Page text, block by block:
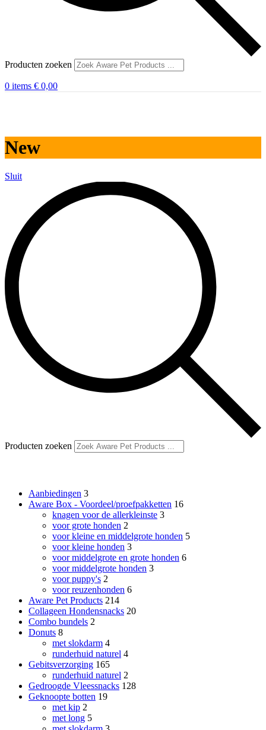
Producten zoeken
0 items € 0,00
New
Sluit
Producten zoeken
Aanbiedingen 3
Aware Box - Voordeel/proefpakketten 16
knagen voor de allerkleinste 3
voor grote honden 2
voor kleine en middelgrote honden 5
voor kleine honden 3
voor middelgrote en grote honden 6
voor middelgrote honden 3
voor puppy's 2
voor reuzenhonden 6
Aware Pet Products 214
Collageen Hondensnacks 20
Combo bundels 2
Donuts 8
met slokdarm 4
runderhuid naturel 4
Gebitsverzorging 165
runderhuid naturel 2
Gedroogde Vleessnacks 128
Geknoopte botten 19
met kip 2
met long 5